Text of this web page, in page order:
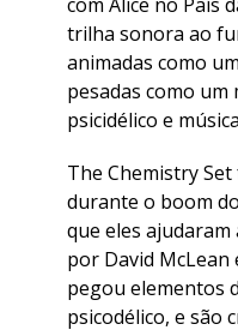
trilha sonora ao
animadas como
pesadas como
psicidélico e
The Chemistry
durante o boom
que eles
por David McLean
pegou elementos
psicodélico, e são